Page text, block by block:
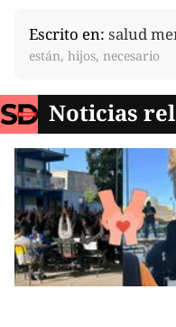
Escrito en: salud
están, hijos, necesario
Noticias